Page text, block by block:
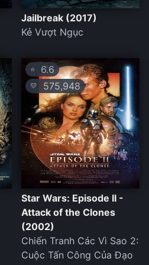
Jailbreak (2017)
Kẻ Vượt Ngục
⭐ 6.6
💛 575,948
Star Wars: Episode II -
Attack of the Clones
(2002)
Chiến Tranh Các Vì Sao 2:
Cuộc Tấn Công Của Đạo